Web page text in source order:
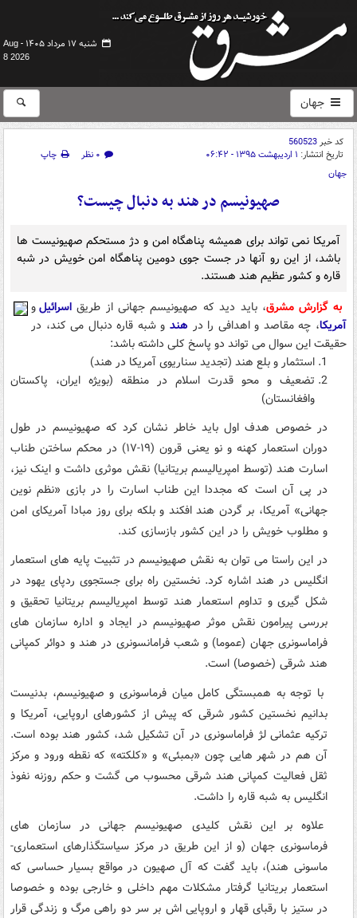
شنبه ۱۷ مرداد ۱۴۰۵ -
Aug
8 2026
جهان
کد خبر560523
تاریخ انتشار: ۱ اردیبهشت ۱۳۹۵ - ۰۶:۴۲ ۰ نظر
چاپ
جهان
صهیونیسم در هند به دنبال چیست؟
آمریکا نمی تواند برای همیشه پناهگاه امن و دژ مستحکم صهیونیست ها
باشد، از این رو آنها در جست جوی دومین پناهگاه امن خویش در شبه
قاره و کشور عظیم هند هستند.
به گزارش مشرق، باید دید که صهیونیسم جهانی از طریق اسرائیلو
آمریکا، چه مقاصد و اهدافی را در هند و شبه قاره دنبال می کند، در
حقیقت این سوال می تواند دو پاسخ کلی داشته باشد:
استثمار و بلع هند (تجدید سناریوی آمریکا در هند)
تضعیف و محو قدرت اسلام در منطقه (بویژه ایران، پاکستان
وافغانستان)
در خصوص هدف اول باید خاطر نشان کرد که صهیونیسم در طول
دوران استعمار کهنه و نو یعنی قرون (۱۹-۱۷) در محکم ساختن طناب
اسارت هند (توسط امپریالیسم بریتانیا) نقش موثری داشت و اینک نیز،
در پی آن است که مجددا این طناب اسارت را در بازی «نظم نوین
جهانی» آمریکا، بر گردن هند افکند و بلکه برای روز مبادا آمریکای امن
و مطلوب خویش را در این کشور بازسازی کند.
در این راستا می توان به نقش صهیونیسم در تثبیت پایه های استعمار
انگلیس در هند اشاره کرد. نخستین راه برای جستجوی ردپای یهود در
شکل گیری و تداوم استعمار هند توسط امپریالیسم بریتانیا تحقیق و
بررسی پیرامون نقش موثر صهیونیسم در ایجاد و اداره سازمان های
فراماسونری جهان (عموما) و شعب فرامانسونری در هند و دوائر کمپانی
هند شرقی (خصوصا) است.
با توجه به همبستگی کامل میان فرماسونری و صهیونیسم، بدنیست
بدانیم نخستین کشور شرقی که پیش از کشورهای اروپایی، آمریکا و
ترکیه عثمانی لژ فراماسونری در آن تشکیل شد، کشور هند بوده است.
آن هم در شهر هایی چون «بمبئی» و «کلکته» که نقطه ورود و مرکز
ثقل فعالیت کمپانی هند شرقی محسوب می گشت و حکم روزنه نفوذ
انگلیس به شبه قاره را داشت.
علاوه بر این نقش کلیدی صهیونیسم جهانی در سازمان های
فرماسونری جهان (و از این طریق در مرکز سیاستگذارهای استعماری-
ماسونی هند)، باید گفت که آل صهیون در مواقع بسیار حساسی که
استعمار بریتانیا گرفتار مشکلات مهم داخلی و خارجی بوده و خصوصا
در ستیز با رقبای قهار و اروپایی اش بر سر دو راهی مرگ و زندگی قرار